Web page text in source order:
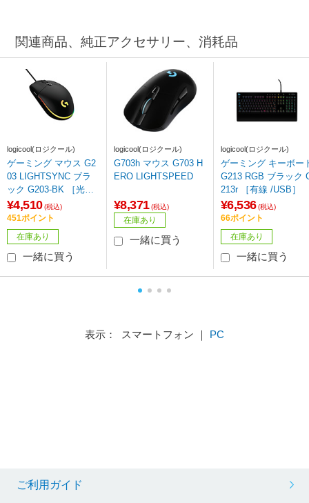
※リフレッシュレートを変更する場合は、ボックスから任意の項目をクリック
関連商品、純正アクセサリー、消耗品
logicool(ロジクール)
ゲーミング マウス G2
03 LIGHTSYNC ブラ
ック G203-BK ［光学
式 /有線 /6ボタン /US
B］ 【864】
¥4,510 (税込)
451ポイント
在庫あり
一緒に買う
logicool(ロジクール)
G703h マウス G703 H
ERO LIGHTSPEED
¥8,371 (税込)
在庫あり
一緒に買う
logicool(ロジクール)
ゲーミング キーボー
G213 RGB ブラック
213r ［有線 /USB］
¥6,536 (税込)
66ポイント
在庫あり
一緒に買う
表示： スマートフォン ｜ PC
ご利用ガイド